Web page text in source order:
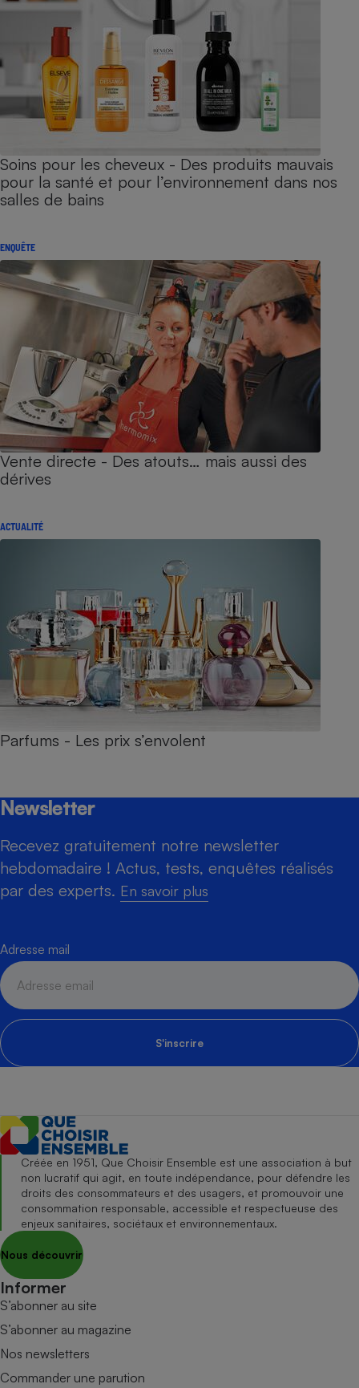
Soins pour les cheveux - Des produits mauvais
pour la santé et pour l’environnement dans nos
salles de bains
ENQUÊTE
Vente directe - Des atouts… mais aussi des
dérives
ACTUALITÉ
Parfums - Les prix s’envolent
Newsletter
Recevez gratuitement notre newsletter
hebdomadaire ! Actus, tests, enquêtes réalisés
par des experts. En savoir plus
Adresse mail
S'inscrire
Créée en 1951, Que Choisir Ensemble est une association à but
non lucratif qui agit, en toute indépendance, pour défendre les
droits des consommateurs et des usagers, et promouvoir une
consommation responsable, accessible et respectueuse des
enjeux sanitaires, sociétaux et environnementaux.
Nous découvrir
Informer
S’abonner au site
S’abonner au magazine
Nos newsletters
Commander une parution